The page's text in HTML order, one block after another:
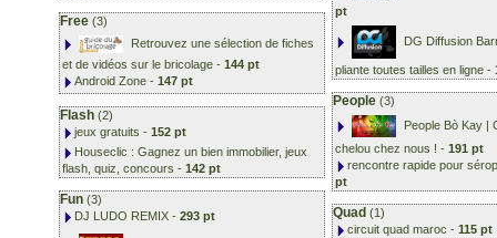
Free (3)
Retrouvez une sélection de fiches
et de vidéos sur le bricolage - 144 pt
Android Zone - 147 pt
Flash (2)
jeux gratuits - 152 pt
Houseclic : Gagnez un bien immobilier, jeux
flash, quiz, concours - 142 pt
Fun (3)
DJ LUDO REMIX - 293 pt
pt
DG Diffusion
pliante toutes tailles en ligne -
People (3)
People Bò Kay |
chelou chez nous ! - 191 pt
rencontre rapide pour
pt
Quad (1)
circuit quad maroc - 115 pt